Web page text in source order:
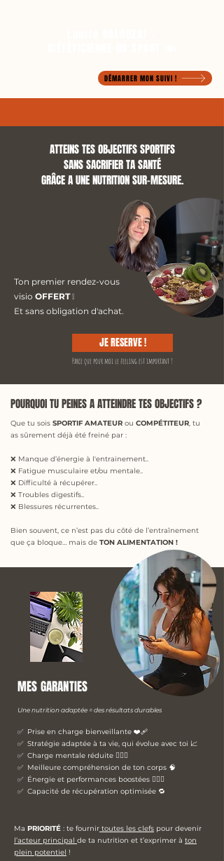
DÉMARRER MON SUIVI !
ATTEINS TES OBJECTIFS SPORTIFS
SANS SACRIFIER TA SANTÉ
GRÂCE A UNE NUTRITION SUR-MESURE.
Ton premier rendez-vous
visio OFFERT❕
Et sans obligation d'achat.
JE RESERVE !
Parce que pour moi le feeling est important !
POURQUOI TU PEINES A ATTEINDRE TES OBJECTIFS ?
Que tu sois SPORTIF AMATEUR ou COMPÉTITEUR, tu
as sûrement déjà été freiné par :
❌ Manque d’énergie à l'entrainement..
❌ Fatigue musculaire et/ou mentale..
❌ Difficulté à récupérer..
❌ Troubles digestifs..
❌ Blessures récurrentes..
Bien souvent, ce n’est pas du côté de l’entraînement
que ça bloque… mais de TON ALIMENTATION !
MES GARANTIES
Une nutrition adaptée = des résultats durables
✅ Prise en charge bienveillante ❤️‍🩹
✅ Stratégie adaptée à ta vie, qui évolue avec toi 📈
✅ Charge mentale réduite 🧘🏻‍♀️
✅ Meilleure compréhension de ton corps 🧠
✅ Énergie et performances boostées 🏋🏼‍♀️
✅ Capacité de récupération optimisée 🔁
Ma PRIORITÉ : te fournir toutes les clefs pour devenir
l’acteur principal de ta nutrition et t’exprimer à ton
plein potentiel !